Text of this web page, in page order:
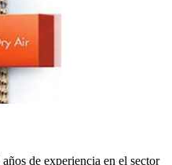
de experiencia en el sector